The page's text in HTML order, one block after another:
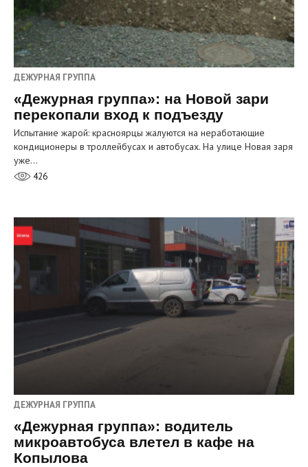
ДЕЖУРНАЯ ГРУППА
«Дежурная группа»: на Новой зари
перекопали вход к подъезду
Испытание жарой: красноярцы жалуются на неработающие
кондиционеры в троллейбусах и автобусах. На улице Новая заря
уже…
426
ДЕЖУРНАЯ ГРУППА
«Дежурная группа»: водитель
микроавтобуса влетел в кафе на
Копылова